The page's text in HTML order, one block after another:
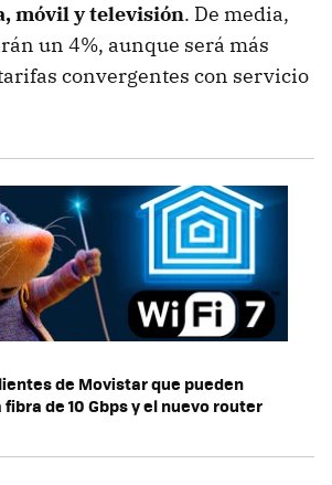
móvil y televisión. De media,
un 4%, aunque será más
convergentes con servicio
de Movistar que pueden
de 10 Gbps y el nuevo router